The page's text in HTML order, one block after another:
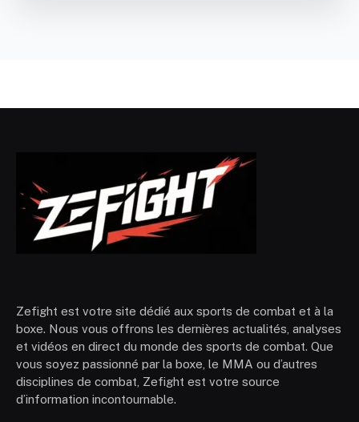
Zefight est votre site dédié aux sports de combat et à la
boxe. Nous vous offrons les dernières actualités, analyses
et vidéos en direct du monde des sports de combat. Que
vous soyez passionné par la boxe, le MMA ou d’autres
disciplines de combat, Zefight est votre source
d’information incontournable.